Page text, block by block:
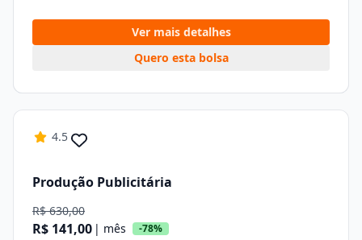
Ver mais detalhes
Quero esta bolsa
4.5
Produção Publicitária
R$ 630,00
R$ 141,00 | mês -78%